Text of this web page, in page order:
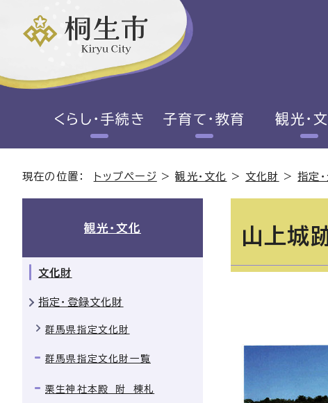
くらし・手続き 子育て・教育 観光・
現在の位置： トップページ >観光・文化 > 文化財 >指定
山上城
観光・文化
文化財
指定・登録文化財
群馬県指定文化財
群馬県指定文化財一覧
栗生神社本殿 附 棟札